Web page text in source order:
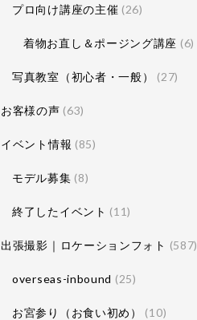
プロ向け講座の主催 (26)
着物お直し＆ポージング講座 (6)
写真教室（初心者・一般） (27)
お客様の声 (63)
イベント情報 (85)
モデル募集 (8)
終了したイベント (11)
出張撮影｜ロケーションフォト (587)
overseas-inbound (25)
お宮参り（お食い初め） (10)